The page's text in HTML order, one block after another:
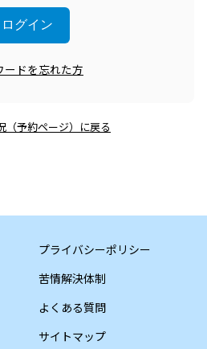
ードを忘れた方
（予約ページ）に戻る
プライバシーポリシー
苦情解決体制
よくある質問
サイトマップ